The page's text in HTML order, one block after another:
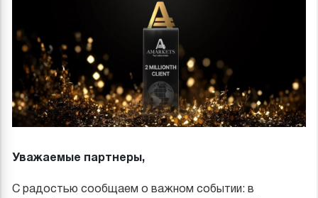
Уважаемые партнеры,
С радостью сообщаем о важном событии: в